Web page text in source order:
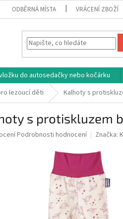
ODBĚRNÁ MÍSTA VRÁCENÍ ZBOŽÍ
do autosedačky nebo kočárku
lezoucí děti Kalhoty s
s protiskluzem
Podrobnosti hodnocení Značka: